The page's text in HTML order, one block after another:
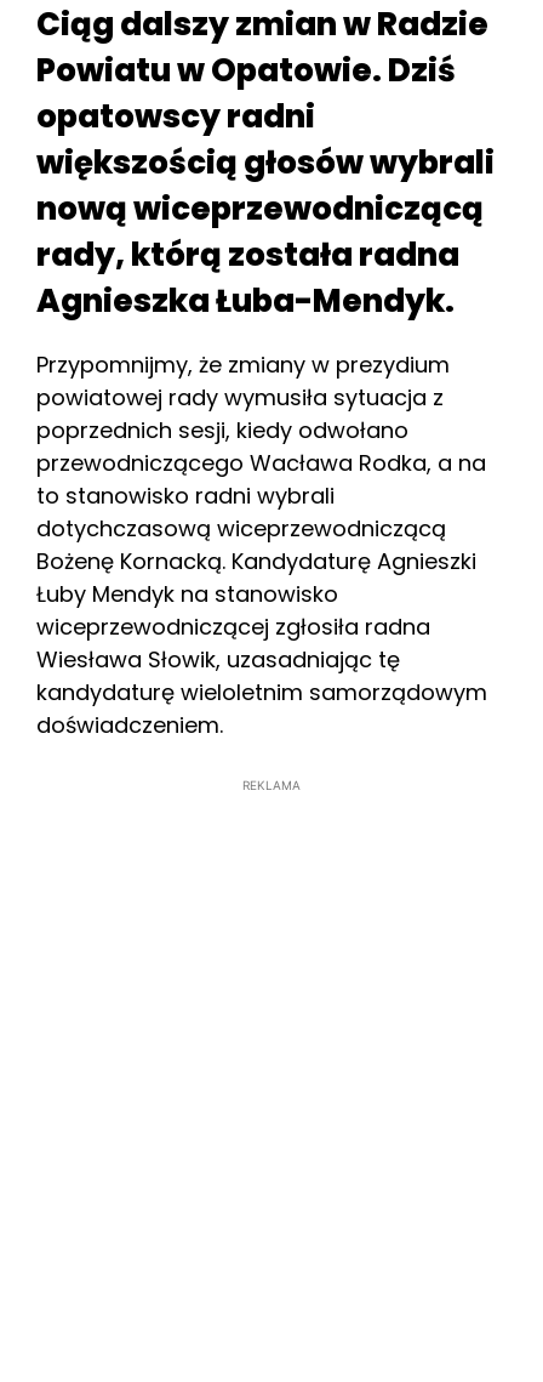
Ciąg dalszy zmian w Radzie
Powiatu w Opatowie. Dziś
opatowscy radni
większością głosów wybrali
nową wiceprzewodniczącą
rady, którą została radna
Agnieszka Łuba-Mendyk.
Przypomnijmy, że zmiany w prezydium
powiatowej rady wymusiła sytuacja z
poprzednich sesji, kiedy odwołano
przewodniczącego Wacława Rodka, a na
to stanowisko radni wybrali
dotychczasową wiceprzewodniczącą
Bożenę Kornacką. Kandydaturę Agnieszki
Łuby Mendyk na stanowisko
wiceprzewodniczącej zgłosiła radna
Wiesława Słowik, uzasadniając tę
kandydaturę wieloletnim samorządowym
doświadczeniem.
REKLAMA